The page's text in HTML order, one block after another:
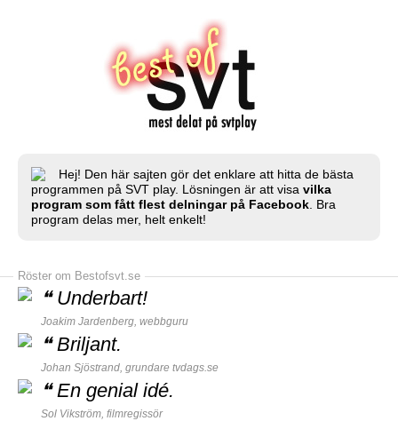
Hej! Den här sajten gör det enklare att hitta de bästa
programmen på SVT play. Lösningen är att visa vilka
program som fått flest delningar på Facebook . Bra
program delas mer, helt enkelt!
Röster om Bestofsvt.se
❝ Underbart!
Joakim Jardenberg, webbguru
❝Briljant.
Johan Sjöstrand, grundare tvdags.se
❝En genial idé.
Sol Vikström, filmregissör